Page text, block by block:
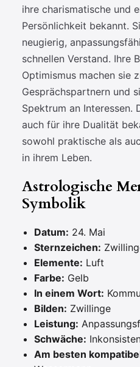
ihre charismatische und
Persönlichkeit bekannt.
neugierig,
schnellen Verstand. Ihre
Optimismus machen sie
Gesprächspartnern und
Spektrum an Interessen.
auch für ihre Dualität
sowohl praktische als
in ihrem Leben.
Astrologische
Symbolik
Datum: 24. Mai
Sternzeichen:
Elemente: Luft
Farbe: Gelb
In einem Wort:
Bilden: Zwillinge
Leistung:
Schwäche:
Am besten